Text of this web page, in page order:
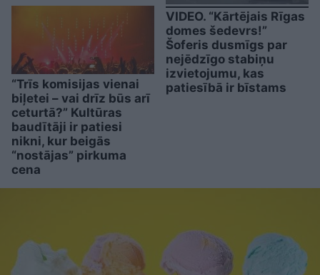
“Trīs komisijas vienai
biļetei – vai drīz būs arī
ceturtā?” Kultūras
baudītāji ir patiesi
nikni, kur beigās
“nostājas” pirkuma
cena
VIDEO. “Kārtējais Rīgas
domes šedevrs!”
Šoferis dusmīgs par
nejēdzīgo stabiņu
izvietojumu, kas
patiesībā ir bīstams